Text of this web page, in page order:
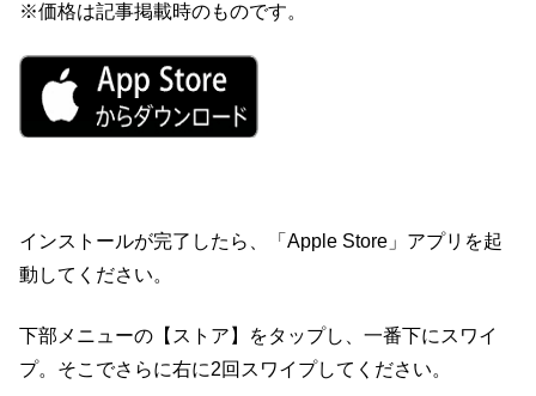
※価格は記事掲載時のものです。
インストールが完了したら、「Apple Store」アプリを起
動してください。
下部メニューの【ストア】をタップし、一番下にスワイ
プ。そこでさらに右に2回スワイプしてください。